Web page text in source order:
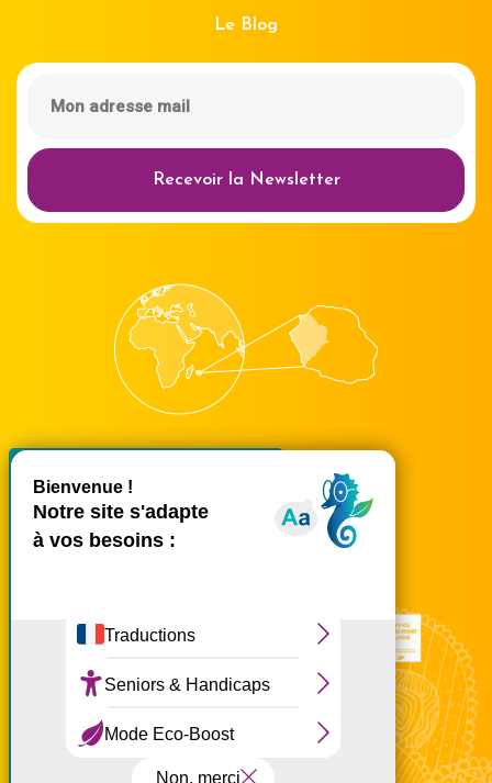
Tout accepter
Tout refuser
Masquer le
Le Blog
Recevoir la Newsletter
accueil@ouest-lareunion.com
tél.02 62 42 31 31
Nous rencontrer